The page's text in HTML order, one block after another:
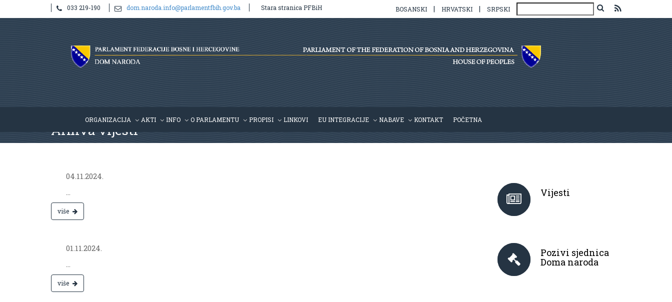
033 219-190 dom.naroda.info@parlamentfbih.gov.ba Stara stranica PFBiH BOSANSKI | HRVATSKI | SRPSKI
ORGANIZACIJA AKTI INFO O PARLAMENTU PROPISI LINKOVI EU INTEGRACIJE NABAVE KONTAKT POČETNA
Arhiva vijesti
04.11.2024.
...
više
01.11.2024.
...
više
Vijesti
Pozivi sjednica
Doma naroda